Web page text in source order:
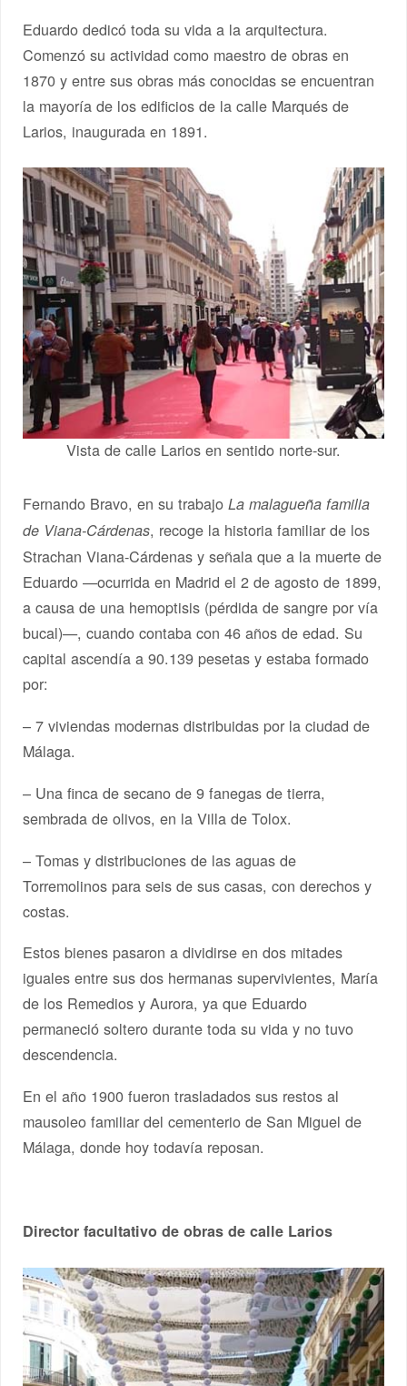
Eduardo dedicó toda su vida a la arquitectura.
Comenzó su actividad como maestro de obras en
1870 y entre sus obras más conocidas se encuentran
la mayoría de los edificios de la calle Marqués de
Larios, inaugurada en 1891.
Vista de calle Larios en sentido norte-sur.
Fernando Bravo, en su trabajoLa malagueña familia
de Viana-Cárdenas, recoge la historia familiar de los
Strachan Viana-Cárdenas y señala que a la muerte de
Eduardo —ocurrida en Madrid el 2 de agosto de 1899,
a causa de una hemoptisis (pérdida de sangre por vía
bucal)—, cuando contaba con 46 años de edad. Su
capital ascendía a 90.139 pesetas y estaba formado
por:
– 7 viviendas modernas distribuidas por la ciudad de
Málaga.
– Una finca de secano de 9 fanegas de tierra,
sembrada de olivos, en la Villa de Tolox.
– Tomas y distribuciones de las aguas de
Torremolinos para seis de sus casas, con derechos y
costas.
Estos bienes pasaron a dividirse en dos mitades
iguales entre sus dos hermanas supervivientes, María
de los Remedios y Aurora, ya que Eduardo
permaneció soltero durante toda su vida y no tuvo
descendencia.
En el año 1900 fueron trasladados sus restos al
mausoleo familiar del cementerio de San Miguel de
Málaga, donde hoy todavía reposan.
Director facultativo de obras de calle Larios